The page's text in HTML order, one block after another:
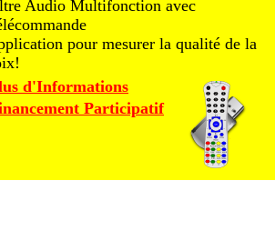
Audio Multifonction avec
pour mesurer la qualité de la
d'Informations
Participatif